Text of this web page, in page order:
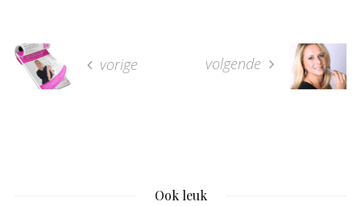
vorige volgende
Ook leuk